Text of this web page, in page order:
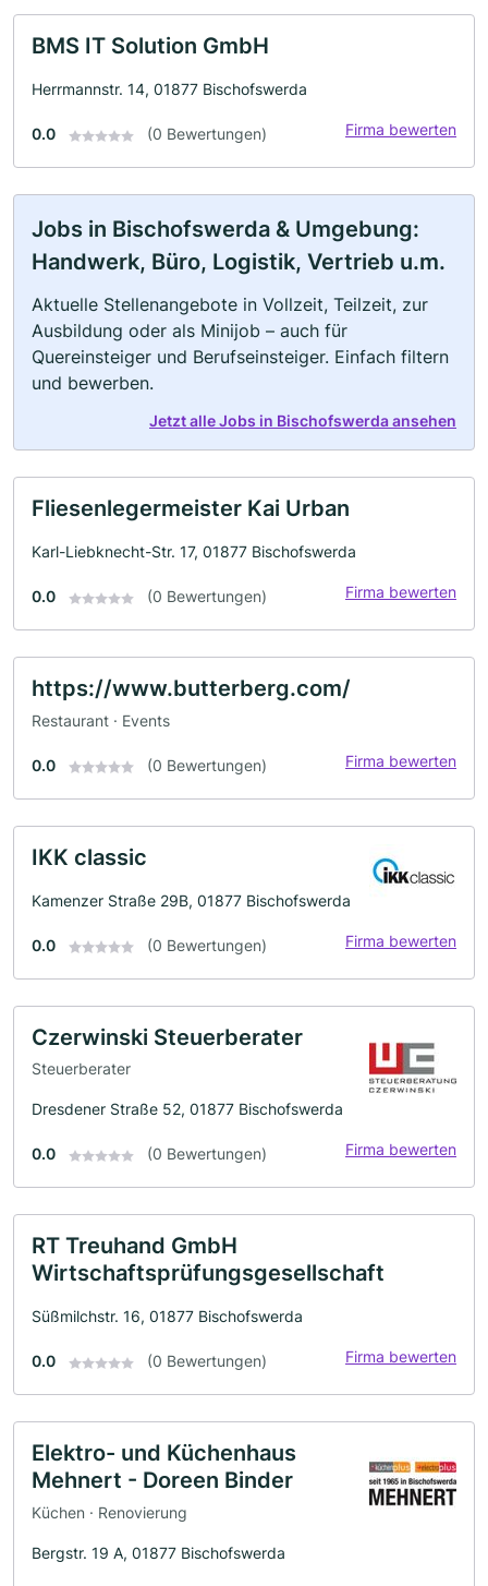
BMS IT Solution GmbH
Herrmannstr. 14, 01877 Bischofswerda
0.0 (0 Bewertungen) Firma bewerten
Jobs in Bischofswerda & Umgebung:
Handwerk, Büro, Logistik, Vertrieb u.m.
Aktuelle Stellenangebote in Vollzeit, Teilzeit, zur
Ausbildung oder als Minijob – auch für
Quereinsteiger und Berufseinsteiger. Einfach filtern
und bewerben.
Jetzt alle Jobs in Bischofswerda ansehen
Fliesenlegermeister Kai Urban
Karl-Liebknecht-Str. 17, 01877 Bischofswerda
0.0 (0 Bewertungen) Firma bewerten
https://www.butterberg.com/
Restaurant · Events
0.0 (0 Bewertungen) Firma bewerten
IKK classic
Kamenzer Straße 29B, 01877 Bischofswerda
0.0 (0 Bewertungen) Firma bewerten
Czerwinski Steuerberater
Steuerberater
Dresdener Straße 52, 01877 Bischofswerda
0.0 (0 Bewertungen) Firma bewerten
RT Treuhand GmbH
Wirtschaftsprüfungsgesellschaft
Süßmilchstr. 16, 01877 Bischofswerda
0.0 (0 Bewertungen) Firma bewerten
Elektro- und Küchenhaus
Mehnert - Doreen Binder
Küchen · Renovierung
Bergstr. 19 A, 01877 Bischofswerda